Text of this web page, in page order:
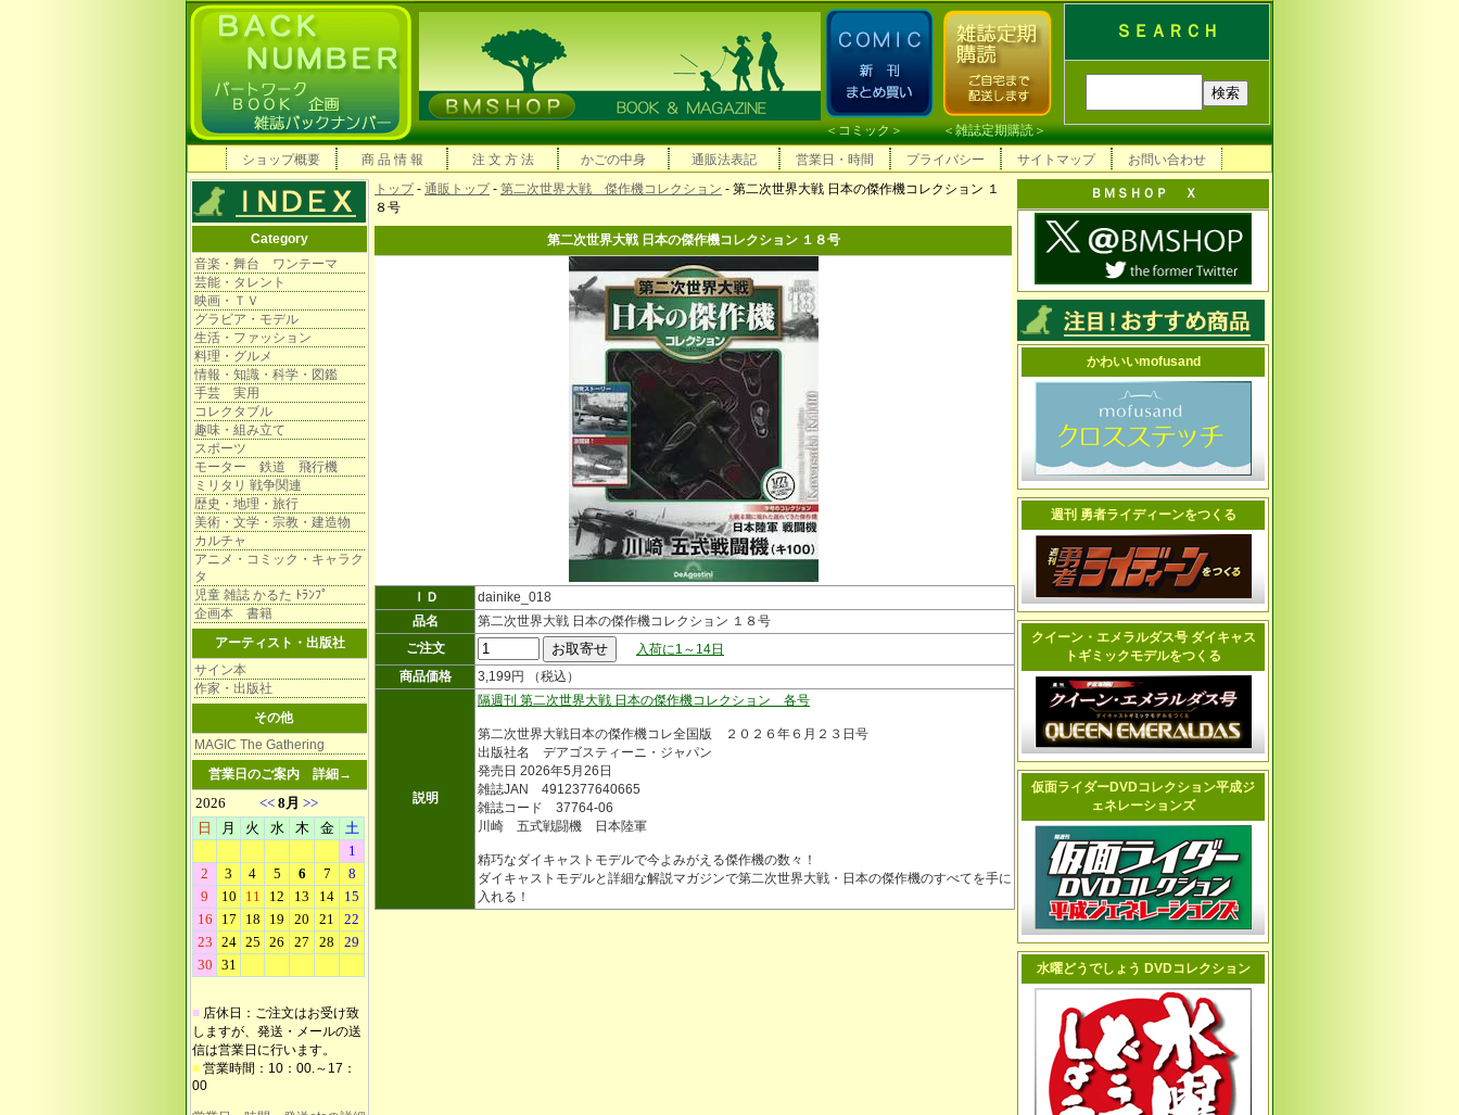
ＳＥＡＲＣＨ
＜コミック＞ ＜雑誌定期購読＞
ショップ概要
商 品 情 報 注 文 方 法 かごの中身 通販法表記 営業日・時間 プライバシー サイトマップ お問い合わせ
Category
音楽・舞台 ワンテーマ
芸能・タレント
映画・ＴＶ
グラビア・モデル
生活・ファッション
料理・グルメ
情報・知識・科学・図鑑
手芸 実用
コレクタブル
趣味・組み立て
スポーツ
モーター 鉄道 飛行機
ミリタリ 戦争関連
歴史・地理・旅行
美術・文学・宗教・建造物
カルチャ
アニメ・コミック・キャラク
タ
児童 雑誌 かるた ﾄﾗﾝﾌﾟ
企画本 書籍
アーティスト・出版社
サイン本
作家・出版社
その他
MAGIC The Gathering
営業日のご案内 詳細→
■ 店休日：ご注文はお受け致
しますが、発送・メールの送
信は営業日に行います。
■ 営業時間：10：00.～17：
00
トップ- 通販トップ- 第二次世界大戦 傑作機コレクション - 第二次世界大戦 日本の傑作機コレクション １
８号
第二次世界大戦 日本の傑作機コレクション １８号
ＩＤ
dainike_018
品名
第二次世界大戦 日本の傑作機コレクション １８号
ご注文
入荷に1～14日
商品価格
3,199円 （税込）
説明
隔週刊 第二次世界大戦 日本の傑作機コレクション 各号
第二次世界大戦日本の傑作機コレ全国版 ２０２６年６月２３日号
出版社名 デアゴスティーニ・ジャパン
発売日 2026年5月26日
雑誌JAN 4912377640665
雑誌コード 37764-06
川崎 五式戦闘機 日本陸軍
精巧なダイキャストモデルで今よみがえる傑作機の数々！
ダイキャストモデルと詳細な解説マガジンで第二次世界大戦・日本の傑作機のすべてを手に
入れる！
ＢＭＳＨＯＰ Ｘ
かわいいmofusand
週刊 勇者ライディーンをつくる
クイーン・エメラルダス号 ダイキャス
トギミックモデルをつくる
仮面ライダーDVDコレクション平成ジ
ェネレーションズ
水曜どうでしょう DVDコレクション